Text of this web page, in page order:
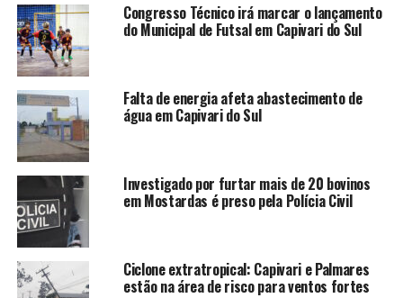
Congresso Técnico irá marcar o lançamento
do Municipal de Futsal em Capivari do Sul
Falta de energia afeta abastecimento de
água em Capivari do Sul
Investigado por furtar mais de 20 bovinos
em Mostardas é preso pela Polícia Civil
Ciclone extratropical: Capivari e Palmares
estão na área de risco para ventos fortes